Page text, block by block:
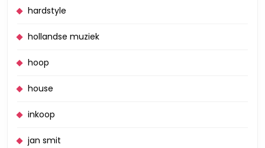
hardstyle
hollandse muziek
hoop
house
inkoop
jan smit